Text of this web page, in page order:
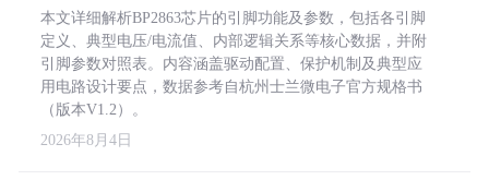
本文详细解析BP2863芯片的引脚功能及参数，包括各引脚
定义、典型电压/电流值、内部逻辑关系等核心数据，并附
引脚参数对照表。内容涵盖驱动配置、保护机制及典型应
用电路设计要点，数据参考自杭州士兰微电子官方规格书
（版本V1.2）。
2026年8月4日